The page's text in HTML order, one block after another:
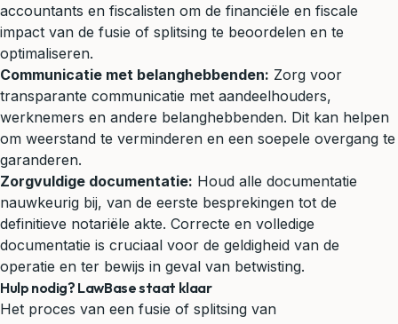
accountants en fiscalisten om de financiële en fiscale
impact van de fusie of splitsing te beoordelen en te
optimaliseren.
Communicatie met belanghebbenden: Zorg voor
transparante communicatie met aandeelhouders,
werknemers en andere belanghebbenden. Dit kan helpen
om weerstand te verminderen en een soepele overgang te
garanderen.
Zorgvuldige documentatie: Houd alle documentatie
nauwkeurig bij, van de eerste besprekingen tot de
definitieve notariële akte. Correcte en volledige
documentatie is cruciaal voor de geldigheid van de
operatie en ter bewijs in geval van betwisting.
Hulp nodig? LawBase staat klaar
Het proces van een fusie of splitsing van